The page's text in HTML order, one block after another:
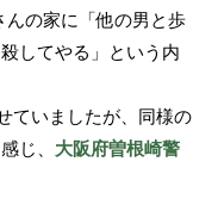
の家に「他の男と歩
してやる」という内
ていましたが、同様の
じ、 大阪府曽根崎警